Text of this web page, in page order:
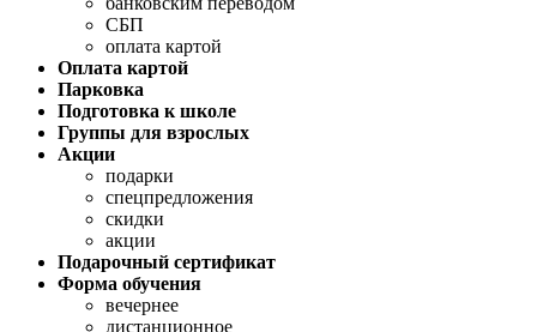
СБП
оплата картой
Оплата картой
Парковка
Подготовка к школе
Группы для взрослых
Акции
подарки
спецпредложения
скидки
акции
Подарочный сертификат
Форма обучения
вечернее
дистанционное